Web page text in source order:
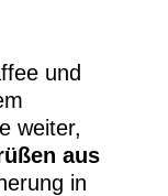
und
weiter,
aus
in